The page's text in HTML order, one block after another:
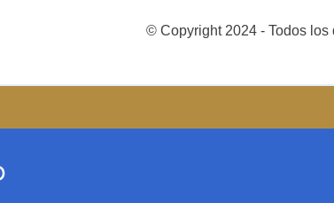
© Copyright 2024 - Todos